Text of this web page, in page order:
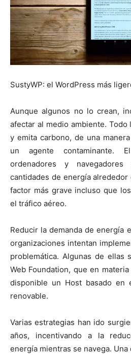
SustyWP: el WordPress más
Aunque algunos no lo crean,
afectar al medio ambiente.
y emita carbono, de una
un agente contaminante.
ordenadores y
cantidades de energía
factor más grave incluso que
el tráfico aéreo.
Reducir la demanda de energía
organizaciones intentan
problemática. Algunas de ellas
Web Foundation, que en
disponible un Host basado en
renovable.
Varias estrategias han ido
años, incentivando a la
energía mientras se navega.